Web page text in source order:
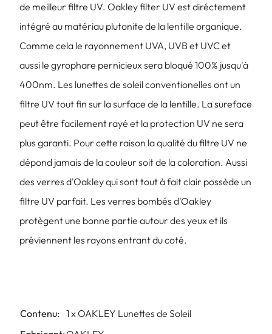
de meilleur filtre UV. Oakley filter UV est diréctement
intégré au matériau plutonite de la lentille organique.
Comme cela le rayonnement UVA, UVB et UVC et
aussi le gyrophare pernicieux sera bloqué 100% jusqu'à
400nm. Les lunettes de soleil conventionelles ont un
filtre UV tout fin sur la surface de la lentille. La sureface
peut être facilement rayé et la protection UV ne sera
plus garanti. Pour cette raison la qualité du filtre UV ne
dépond jamais de la couleur soit de la coloration. Aussi
des verres d'Oakley qui sont tout à fait clair possède un
filtre UV parfait. Les verres bombés d'Oakley
protègent une bonne partie autour des yeux et ils
préviennent les rayons entrant du coté.
Contenu: 1 x OAKLEY Lunettes de Soleil